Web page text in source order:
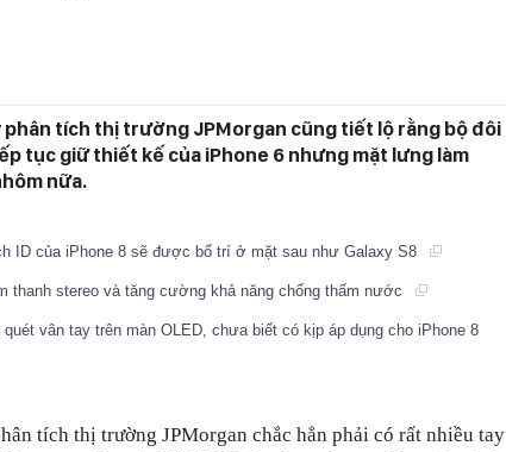
phân tích thị trường JPMorgan cũng tiết lộ rằng bộ đôi
tục giữ thiết kế của iPhone 6 nhưng mặt lưng làm
nữa.
ID của iPhone 8 sẽ được bố trí ở mặt sau như Galaxy S8
thanh stereo và tăng cường khả năng chống thấm nước
vân tay trên màn OLED, chưa biết có kịp áp dụng cho iPhone 8
tích thị trường JPMorgan chắc hẳn phải có rất nhiều tay